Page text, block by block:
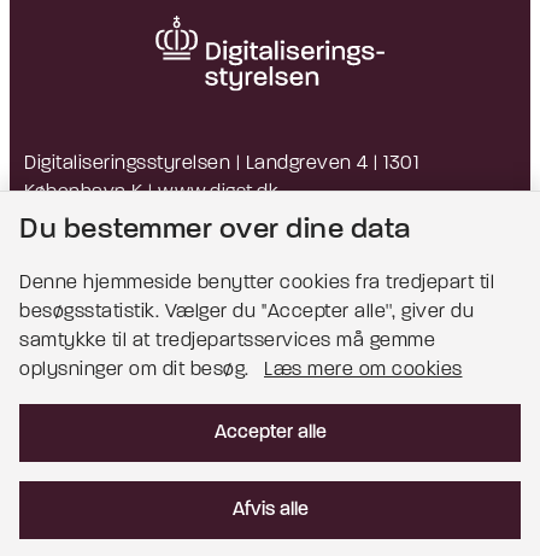
Digitaliseringsstyrelsen | Landgreven 4 | 1301
København K |www.digst.dk
EAN: 5798009814203 | CVR: 34051178
Bemærk!
Læs mere om cookies
Du bestemmer over dine data
Denne hjemmeside benytter cookies fra tredjepart til
besøgsstatistik. Vælger du ''Accepter alle'', giver du
samtykke til at tredjepartsservices må gemme
oplysninger om dit besøg.
Læs mere om cookies
Accepter alle
Afvis alle